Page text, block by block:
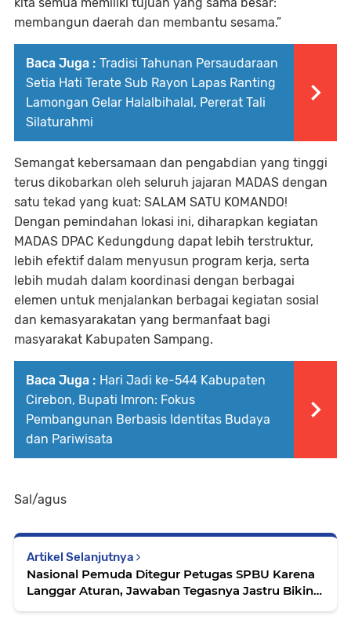
membangun daerah dan membantu sesama.”
Baca Juga : Tradisi Tahunan Persaudaraan
Setia Hati Terate Sub Rayon Lapas Ranting
Lamongan Gelar Halalbihalal, Pererat Tali
Silaturahmi
Semangat kebersamaan dan pengabdian yang tinggi
terus dikobarkan oleh seluruh jajaran MADAS dengan
satu tekad yang kuat: SALAM SATU KOMANDO!
Dengan pemindahan lokasi ini, diharapkan kegiatan
MADAS DPAC Kedungdung dapat lebih terstruktur,
lebih efektif dalam menyusun program kerja, serta
lebih mudah dalam koordinasi dengan berbagai
elemen untuk menjalankan berbagai kegiatan sosial
dan kemasyarakatan yang bermanfaat bagi
masyarakat Kabupaten Sampang.
Baca Juga : Hari Jadi ke-544 Kabupaten
Cirebon, Bupati Imron: Fokus
Pembangunan Berbasis Identitas Budaya
dan Pariwisata
Sal/agus
Artikel Selanjutnya
Nasional Pemuda Ditegur Petugas SPBU Karena
Langgar Aturan, Jawaban Tegasnya Jastru Bikin